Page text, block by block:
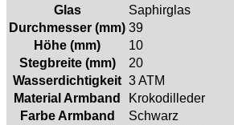
Glas
Saphirglas
Durchmesser (mm) 39
Höhe (mm)
10
Stegbreite (mm)
20
Wasserdichtigkeit 3 ATM
Material Armband
Krokodilleder
Farbe Armband
Schwarz